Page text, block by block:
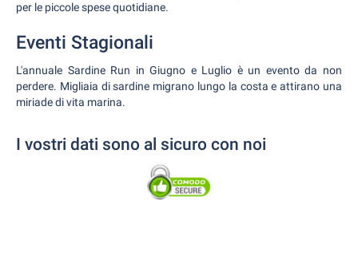
per le piccole spese quotidiane.
Eventi Stagionali
L'annuale Sardine Run in Giugno e Luglio è un evento da non
perdere. Migliaia di sardine migrano lungo la costa e attirano una
miriade di vita marina.
I vostri dati sono al sicuro con noi